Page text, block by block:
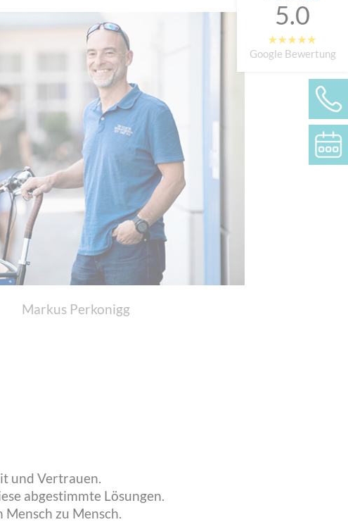
5.0
Google Bewertung
Markus Perkonigg
und Vertrauen.
abgestimmte Lösungen.
zu Mensch.